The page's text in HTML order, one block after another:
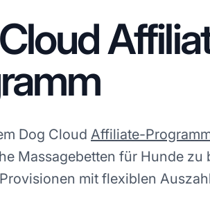
Dog Cloud Affiliate-
Massagebetten für Hunde zu
mit flexiblen